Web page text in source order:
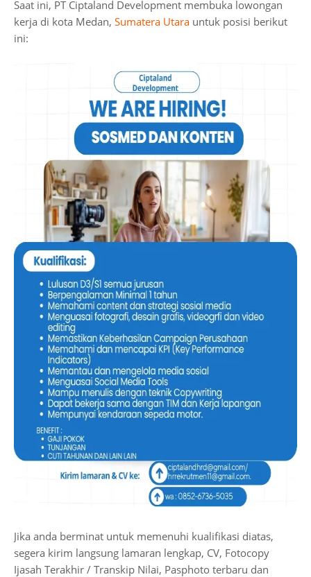
Saat ini, PT Ciptaland Development membuka lowongan
kerja di kota Medan, Sumatera Utara untuk posisi berikut
ini:
Jika anda berminat untuk memenuhi kualifikasi diatas,
segera kirim langsung lamaran lengkap, CV, Fotocopy
Ijasah Terakhir / Transkip Nilai, Pasphoto terbaru dan